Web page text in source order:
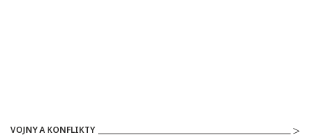
VOJNY A KONFLIKTY